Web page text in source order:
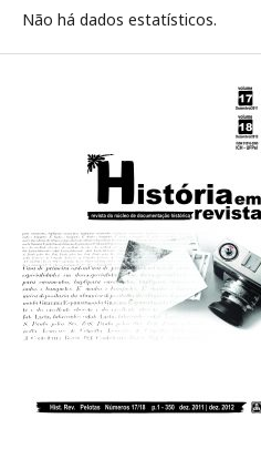
Não há dados estatísticos.